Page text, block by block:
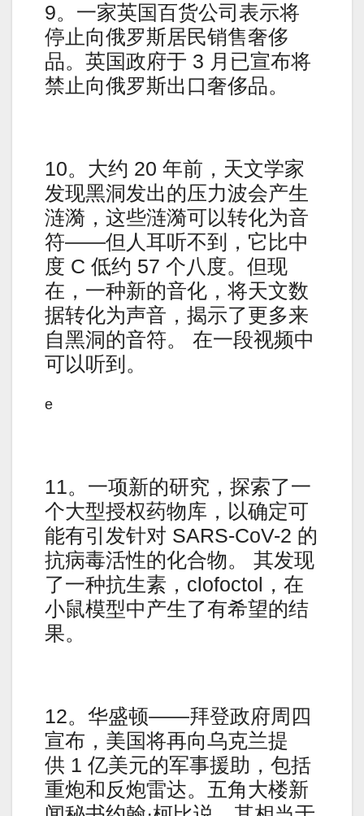
9。一家英国百货公司表示将
停止向俄罗斯居民销售奢侈
品。英国政府于 3 月已宣布将
禁止向俄罗斯出口奢侈品。
10。大约 20 年前，天文学家
发现黑洞发出的压力波会产生
涟漪，这些涟漪可以转化为音
符——但人耳听不到，它比中
度 C 低约 57 个八度。但现
在，一种新的音化，将天文数
据转化为声音，揭示了更多来
自黑洞的音符。 在一段视频中
可以听到。
e
11。一项新的研究，探索了一
个大型授权药物库，以确定可
能有引发针对 SARS-CoV-2 的
抗病毒活性的化合物。 其发现
了一种抗生素，clofoctol，在
小鼠模型中产生了有希望的结
果。
12。华盛顿——拜登政府周四
宣布，美国将再向乌克兰提
供 1 亿美元的军事援助，包括
重炮和反炮雷达。五角大楼新